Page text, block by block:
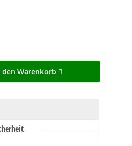
den Warenkorb